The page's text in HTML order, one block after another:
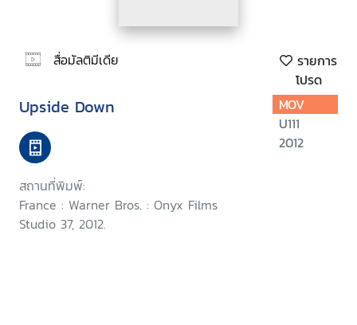
สื่อมัลติมีเดีย
รายการ
โปรด
Upside Down
สถานที่พิมพ์:
France : Warner Bros. : Onyx Films
Studio 37, 2012.
MOV
U111
2012